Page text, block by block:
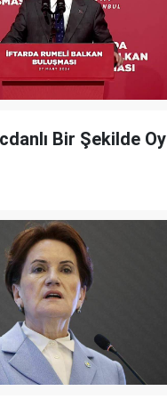
Bir Şekilde Oy